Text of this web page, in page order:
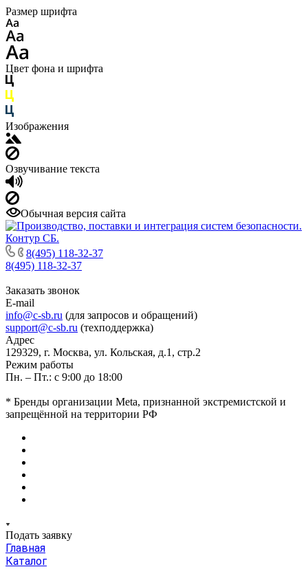
Размер шрифта
Цвет фона и шрифта
Изображения
Озвучивание текста
Обычная версия сайта
8(495) 118-32-37
8(495) 118-32-37
Заказать звонок
E-mail
info@c-sb.ru (для запросов и обращений)
support@c-sb.ru (техподдержка)
Адрес
129329, г. Москва, ул. Кольская, д.1, стр.2
Режим работы
Пн. – Пт.: с 9:00 до 18:00
* Бренды организации Meta, признанной экстремистской и
запрещённой на территории РФ
Подать заявку
Главная
Каталог